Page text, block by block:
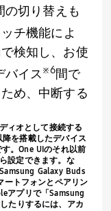
の切り替えも
チ機能によ
検知し、お使
バイス※6間で
め、中断する
ィオとして接続する
降を搭載したデバイス
す。One UIのそれ以前
設定できます。な
Samsung Galaxy Buds
ートフォンとペアリン
アプリで「Samsung
たりするには、アカ